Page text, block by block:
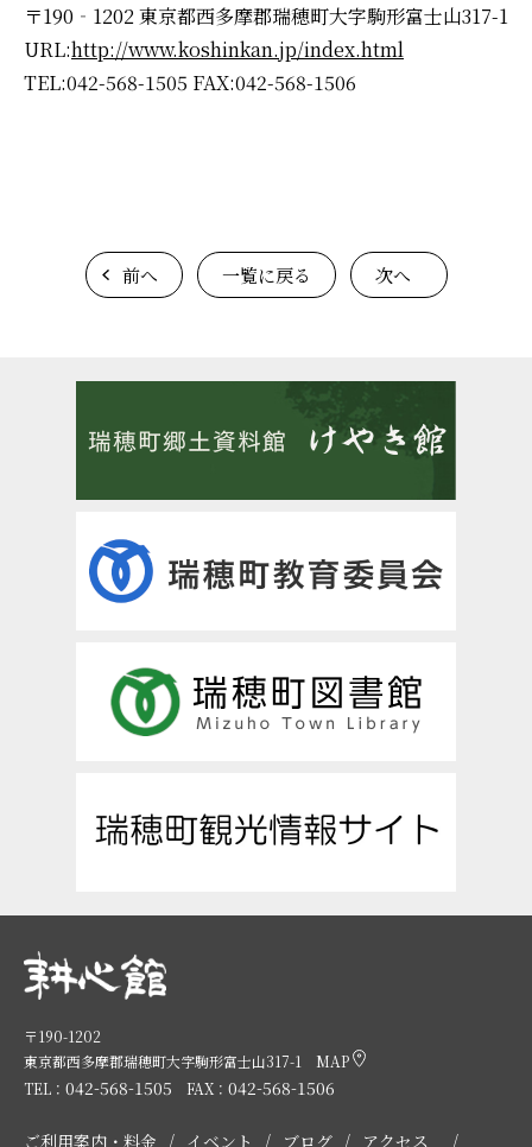
〒190‐1202 東京都西多摩郡瑞穂町大字駒形富士山317-1
URL:http://www.koshinkan.jp/index.html
TEL:042-568-1505 FAX:042-568-1506
前へ 一覧に戻る 次へ
〒190-1202
東京都西多摩郡瑞穂町大字駒形富士山317-1 MAP
TEL： 042-568-1505 FAX： 042-568-1506
ご利用案内・料金 イベント ブログ アクセス